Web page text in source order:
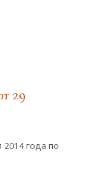
Слушаний По
29
года по